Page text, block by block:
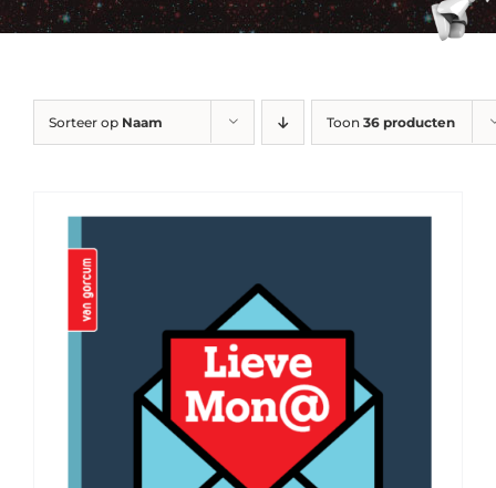
Sorteer op Naam Toon 36 producten